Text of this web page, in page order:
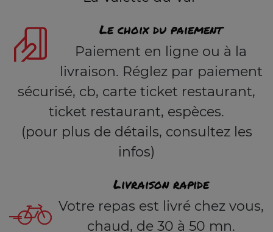
Le choix du paiement
Paiement en ligne ou à la
livraison. Réglez par paiement
sécurisé, cb, carte ticket restaurant,
ticket restaurant, espèces.
(pour plus de détails, consultez les
infos)
Livraison rapide
Votre repas est livré chez vous,
chaud, de 30 à 50 mn.